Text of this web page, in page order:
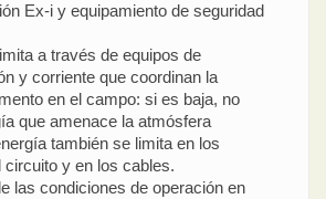
Ex-i y equipamiento de seguridad
a través de equipos de
y corriente que coordinan la
en el campo: si es baja, no
que amenace la atmósfera
también se limita en los
circuito y en los cables.
las condiciones de operación en